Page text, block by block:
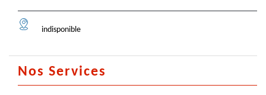
indisponible
Nos Services